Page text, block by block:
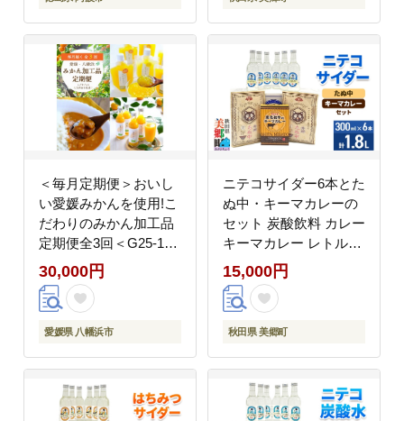
バーグ プレゼント ギフ
ト 贈答 お取り寄せ グ
ルメ 常温保存 長期保存
備蓄 防災 送料無料 徳
島県 阿波市 アグリベス
はん セット 秋田県 美
郷町]
＜毎月定期便＞おいし
い愛媛みかんを使用!こ
だわりのみかん加工品
定期便全3回＜G25-153
＞_定期便 ミカン ジュ
ース みかん ゼリー カ
レー フルーツ 果物 柑
産直 愛媛 食べ比べ 国
産 詰合せ 【4012887】
YWTAP095
30,000円
愛媛県 八幡浜市
ニテコサイダー6本とた
ぬ中・キーマカレーの
セット 炭酸飲料 カレー
キーマカレー レトルト
中華麺 [ニテコサイダー
ご当地 サイダー 炭酸飲
料 炭酸水 カレー キー
麺 ラーメン セット 秋
田県 美郷町]
15,000円
秋田県 美郷町